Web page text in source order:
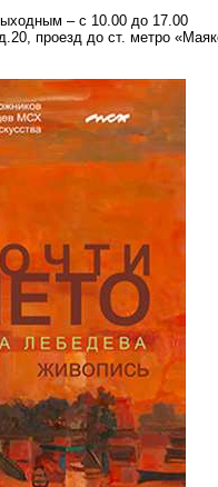
– с 10.00 до 17.00
проезд до ст. метро